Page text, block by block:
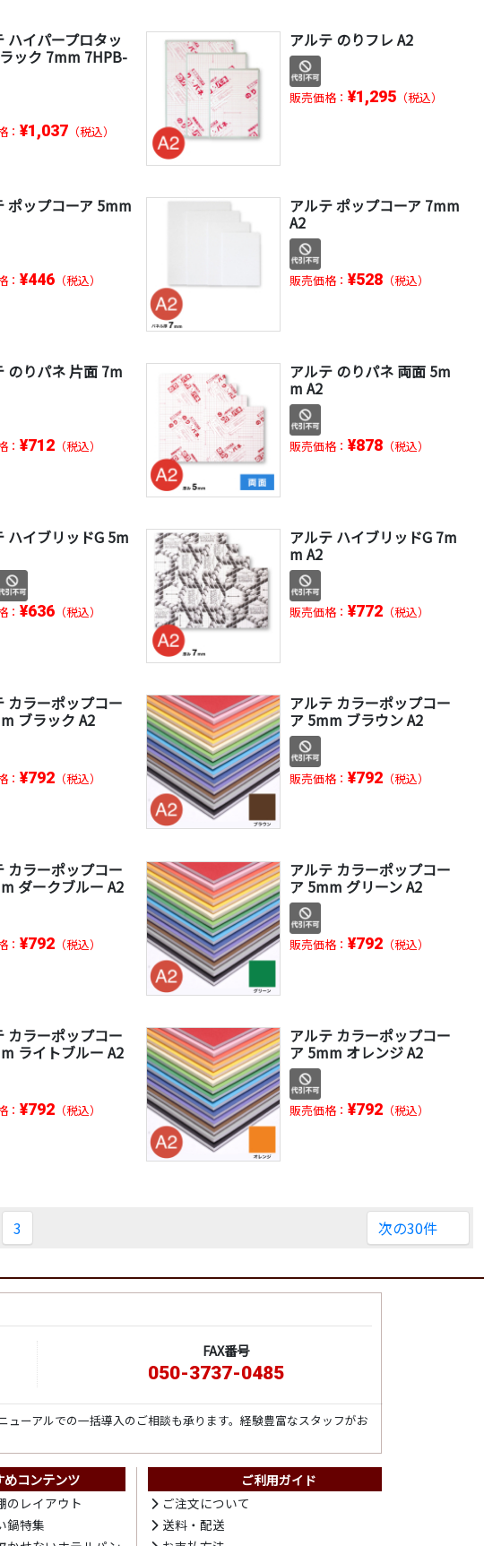
ハイパープロタッ
ック 7mm 7HPB-
：¥1,037 （税込）
アルテ のりフレ A2
販売価格： ¥1,295（税込）
ポップコーア 5mm
：¥446 （税込）
アルテ ポップコーア 7mm
A2
販売価格： ¥528（税込）
のりパネ 片面 7m
：¥712 （税込）
アルテ のりパネ 両面 5m
m A2
販売価格： ¥878（税込）
ハイブリッドG 5m
：¥636 （税込）
アルテ ハイブリッドG 7m
m A2
販売価格： ¥772（税込）
カラーポップコー
ブラック A2
：¥792 （税込）
アルテ カラーポップコー
ア 5mm ブラウン A2
販売価格： ¥792（税込）
カラーポップコー
ダークブルー A2
：¥792 （税込）
アルテ カラーポップコー
ア 5mm グリーン A2
販売価格： ¥792（税込）
カラーポップコー
ライトブルー A2
：¥792 （税込）
アルテ カラーポップコー
ア 5mm オレンジ A2
販売価格： ¥792（税込）
3 次の30件
FAX番号
050-3737-0485
ーアルでの一括導入のご相談も承ります。経験豊富なスタッフがお
めコンテンツ
のレイアウト
鍋特集
ご利用ガイド
ご注文について
送料・配送